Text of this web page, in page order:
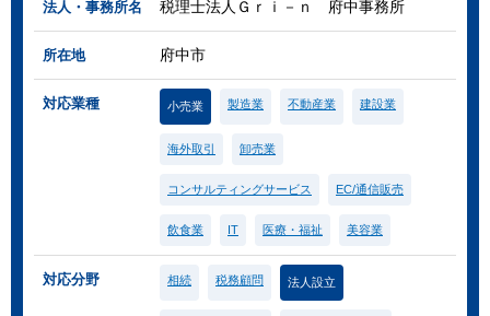
法人・事務所名 税理士法人Ｇｒｉ－ｎ 府中事務所
所在地 府中市
対応業種 小売業 製造業 不動産業 建設業
海外取引 卸売業
コンサルティングサービス EC/通信販売
飲食業 IT 医療・福祉 美容業
対応分野 相続 税務顧問 法人設立